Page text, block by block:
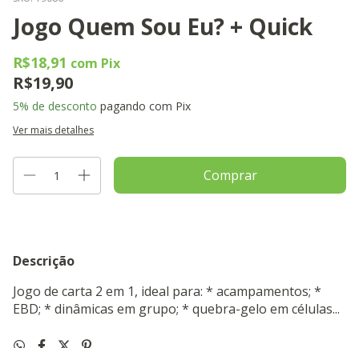
Jogo Quem Sou Eu? + Quick
R$19,90
R$18,91 com Pix
5% de desconto pagando com Pix
Ver mais detalhes
Descrição
Jogo de carta 2 em 1, ideal para: * acampamentos; *
EBD; * dinâmicas em grupo; * quebra-gelo em células...